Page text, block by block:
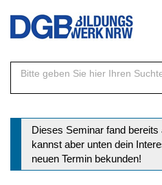
Direkt
Inhalt
Statusmeldung
Dieses Seminar fand
kannst aber unten dein
neuen Termin bekunden!